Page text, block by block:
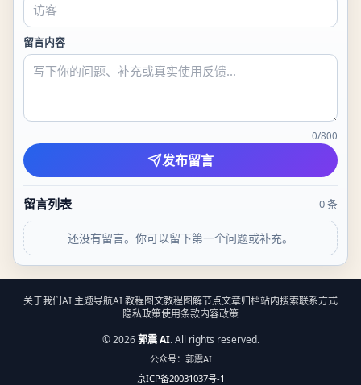
留言内容
0/800
发布留言
留言列表 0条
还没有留言。你可以留下第一个问题或补充。
关于我们AI 主题导航AI 教程图文教程图解节点文章归档站内搜索联系方式
隐私政策使用条款内容政策
©2026 郭震 AI. All rights reserved.
公众号：郭震AI
京ICP备20031037号-1